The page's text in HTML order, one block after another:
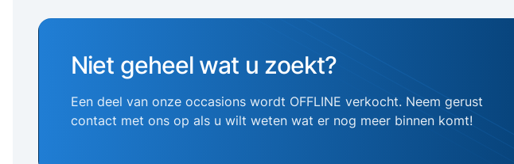
Niet geheel wat u zoekt?
Een deel van onze occasions wordt OFFLINE verkocht. Neem gerust
contact met ons op als u wilt weten wat er nog meer binnen komt!